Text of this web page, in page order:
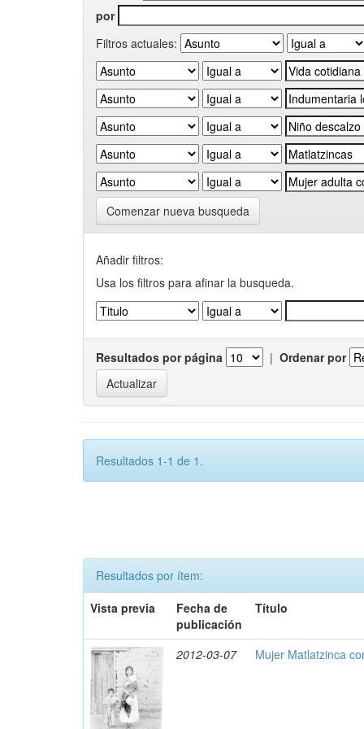
por
Filtros actuales:
Comenzar nueva busqueda
Añadir filtros:
Usa los filtros para afinar la busqueda.
Resultados por página | Ordenar por
Resultados 1-1 de 1.
Resultados por ítem:
Vista previa
Fecha de
publicación
Título
2012-03-07 Mujer Matlatzinca